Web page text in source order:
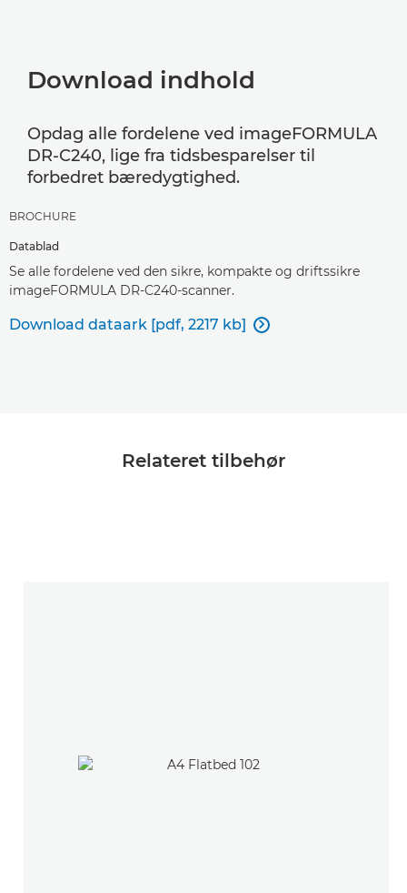
Download indhold
Opdag alle fordelene ved imageFORMULA
DR-C240, lige fra tidsbesparelser til
forbedret bæredygtighed.
BROCHURE
Datablad
Se alle fordelene ved den sikre, kompakte og driftssikre
imageFORMULA DR-C240-scanner.
Download dataark [pdf, 2217 kb] 
Relateret tilbehør